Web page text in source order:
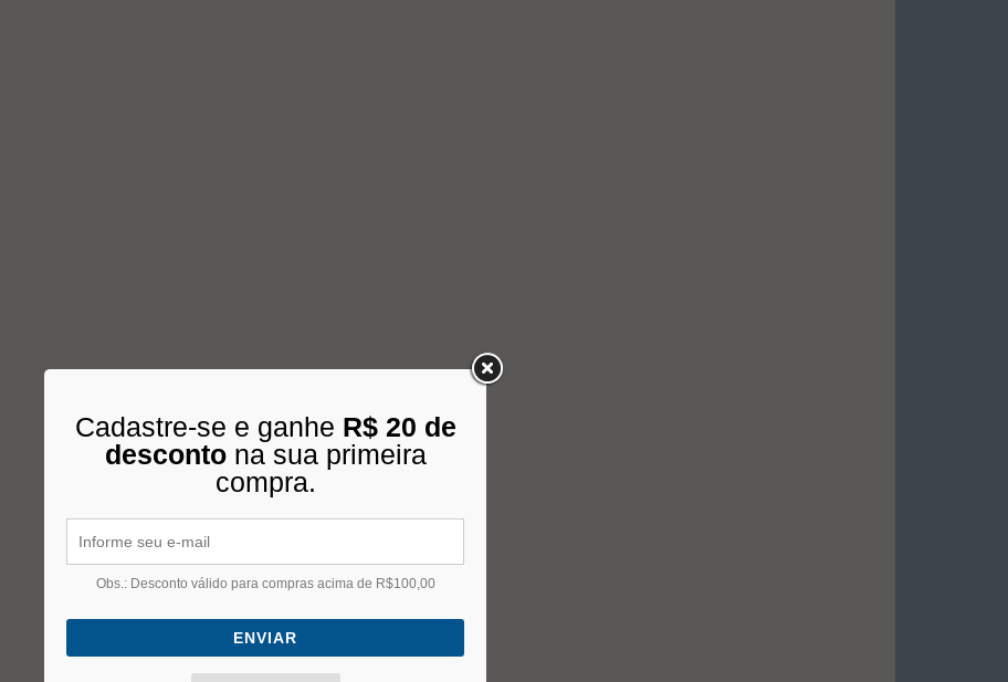
Cadastre-se e ganhe R$ 20 de
descontona sua primeira
compra.
Obs.: Desconto válido para compras acima de R$100,00
ENVIAR